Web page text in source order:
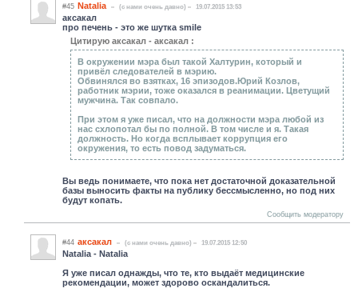
#45 Natalia (c нами очень давно) 19.07.2015 13:53
аксакал
про печень - это же шутка smile
Цитирую аксакал - аксакал :
В окружении мэра был такой Халтурин, который и
привёл следователей в мэрию.
Обвинялся во взятках, 16 эпизодов.Юрий Козлов,
работник мэрии, тоже оказался в реанимации. Цветущий
мужчина. Так совпало.
При этом я уже писал, что на должности мэра любой из
нас схлопотал бы по полной. В том числе и я. Такая
должность. Но когда всплывает коррупция его
окружения, то есть повод задуматься.
Вы ведь понимаете, что пока нет достаточной доказательной
базы выносить факты на публику бессмысленно, но под них
будут копать.
Сообщить модератору
#44 аксакал (c нами очень давно) 19.07.2015 12:50
Natalia - Natalia
Я уже писал однажды, что те, кто выдаёт медицинские
рекомендации, может здорово оскандалиться.